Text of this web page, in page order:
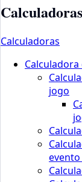
Calculadoras
Calculadoras
Calculadora
jogo